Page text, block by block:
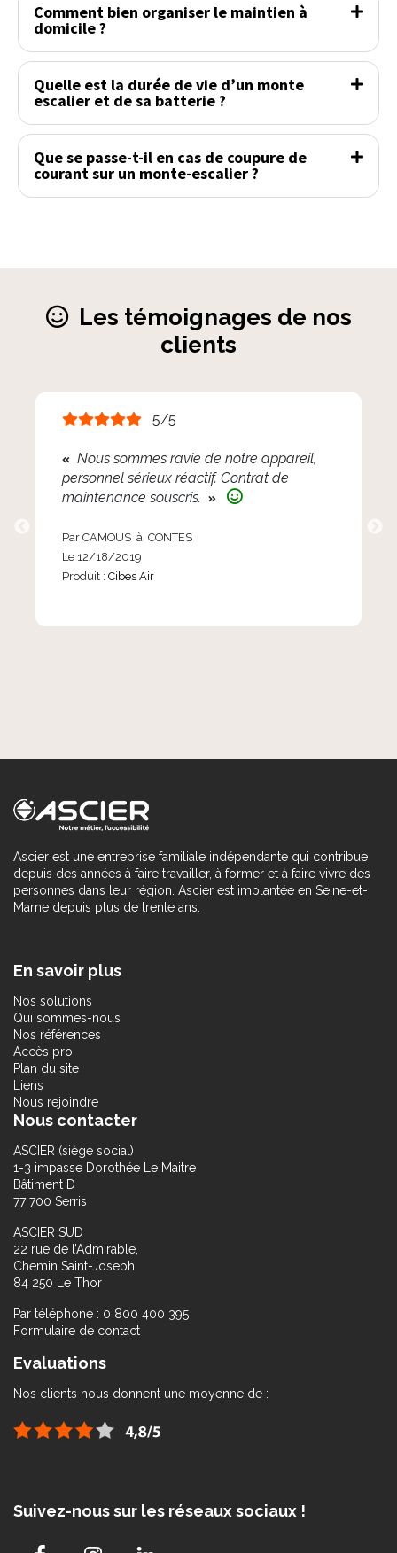
Comment bien organiser le maintien à
domicile ?
Quelle est la durée de vie d’un monte
escalier et de sa batterie ?
Que se passe-t-il en cas de coupure de
courant sur un monte-escalier ?
Les témoignages de nos
clients
5/5
Nous sommes ravie de notre appareil,
personnel sérieux réactif. Contrat de
maintenance souscris.
Par CAMOUS à CONTES
Le 12/18/2019
Produit : Cibes Air
Ascier est une entreprise familiale indépendante qui contribue
depuis des années à faire travailler, à former et à faire vivre des
personnes dans leur région. Ascier est implantée en Seine-et-
Marne depuis plus de trente ans.
En savoir plus
Nos solutions
Qui sommes-nous
Nos références
Accès pro
Plan du site
Liens
Nous rejoindre
Nous contacter
ASCIER (siège social)
1-3 impasse Dorothée Le Maitre
Bâtiment D
77 700 Serris
ASCIER SUD
22 rue de l’Admirable,
Chemin Saint-Joseph
84 250 Le Thor
Par téléphone : 0 800 400 395
Formulaire de contact
Evaluations
Nos clients nous donnent une moyenne de :
Suivez-nous sur les réseaux sociaux !